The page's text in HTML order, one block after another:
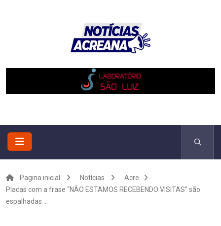
Pagina inicial Notícias
Acre
Placas com a frase “NÃO ESTAMOS RECEBENDO VISITAS” são
espalhadas ...